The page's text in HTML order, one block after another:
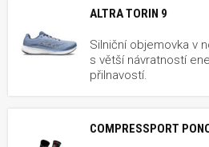
ALTRA TORIN 9
Silniční objemovka v
s větší návratností
přilnavostí.
COMPRESSPORT